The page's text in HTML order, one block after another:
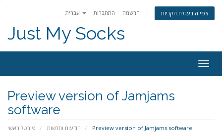
התחברות הרשמה צפייה בעגלת הקניות
Just My Socks
Preview version of Jamjams
software
פורטל ראשי הודעות וחדשות Preview version of Jamjams software